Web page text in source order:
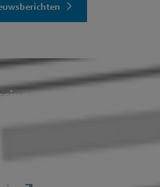
klantprojecten
voor de